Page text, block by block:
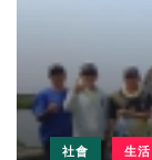
社會 生活